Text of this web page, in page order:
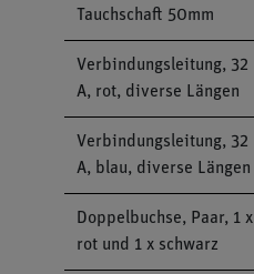
Tauchschaft 50mm
Verbindungsleitung, 32
A, rot, diverse Längen
Verbindungsleitung, 32
A, blau, diverse Längen
Doppelbuchse, Paar, 1 x
rot und 1 x schwarz